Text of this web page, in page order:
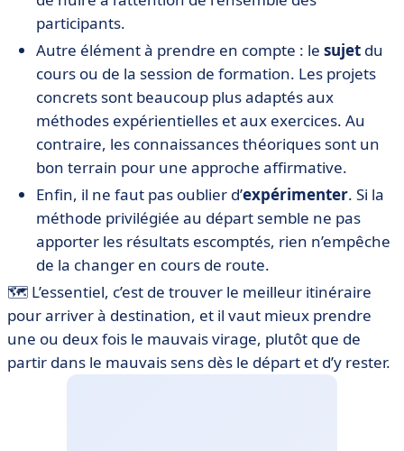
participants.
Autre élément à prendre en compte : le sujet du
cours ou de la session de formation. Les projets
concrets sont beaucoup plus adaptés aux
méthodes expérientielles et aux exercices. Au
contraire, les connaissances théoriques sont un
bon terrain pour une approche affirmative.
Enfin, il ne faut pas oublier d’expérimenter. Si la
méthode privilégiée au départ semble ne pas
apporter les résultats escomptés, rien n’empêche
de la changer en cours de route.
🗺️ L’essentiel, c’est de trouver le meilleur itinéraire
pour arriver à destination, et il vaut mieux prendre
une ou deux fois le mauvais virage, plutôt que de
partir dans le mauvais sens dès le départ et d’y rester.